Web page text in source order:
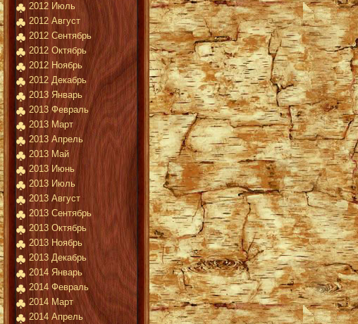
2012 Июль
2012 Август
2012 Сентябрь
2012 Октябрь
2012 Ноябрь
2012 Декабрь
2013 Январь
2013 Февраль
2013 Март
2013 Апрель
2013 Май
2013 Июнь
2013 Июль
2013 Август
2013 Сентябрь
2013 Октябрь
2013 Ноябрь
2013 Декабрь
2014 Январь
2014 Февраль
2014 Март
2014 Апрель